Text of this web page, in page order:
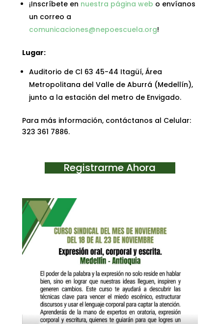
¡Inscríbete en nuestra página web o envíanos
un correo a
comunicaciones@nepoescuela.org!
Lugar:
Auditorio de Cl 63 45-44 Itagüí, Área
Metropolitana del Valle de Aburrá (Medellín),
junto a la estación del metro de Envigado.
Para más información, contáctanos al Celular:
323 361 7886.
Registrarme Ahora